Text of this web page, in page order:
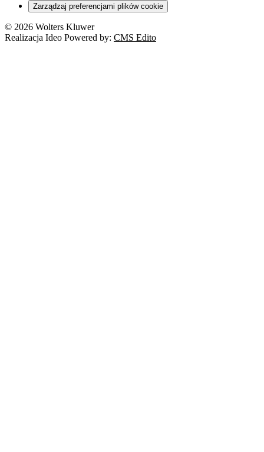
Zarządzaj preferencjami plików cookie
© 2026 Wolters Kluwer
Realizacja Ideo Powered by: CMS Edito